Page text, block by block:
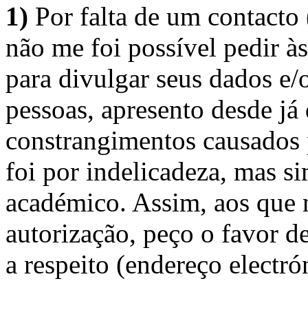
1) Por falta de um
não me foi possível pedir
para divulgar seus dados
pessoas, apresento desde
constrangimentos
foi por indelicadeza, mas
académico. Assim, aos
autorização, peço o favor
a respeito (endereço